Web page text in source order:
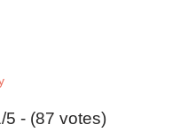
5 - (87 votes)